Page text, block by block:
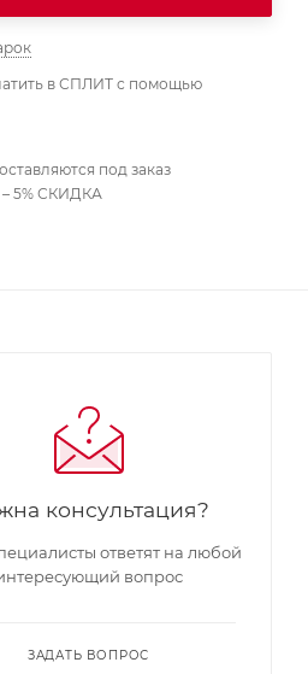
в СПЛИТ с помощью
под заказ
5% СКИДКА
консультация?
ответят на любой
вопрос
ЗАДАТЬ ВОПРОС